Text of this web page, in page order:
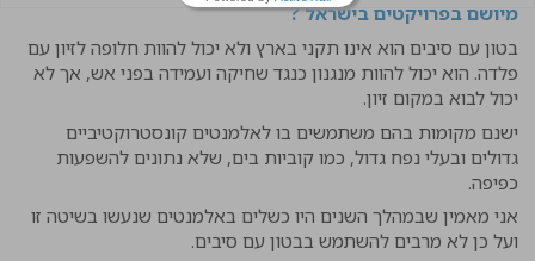
מיושם בפרויקטים בישראל ?
בטון עם סיבים הוא אינו תקני בארץ ולא יכול להוות חלופה לזיון עם
פלדה. הוא יכול להוות מנגנון כנגד שחיקה ועמידה בפני אש, אך לא
יכול לבוא במקום זיון.
ישנם מקומות בהם משתמשים בו לאלמנטים קונסטרוקטיביים
גדולים ובעלי נפח גדול, כמו קוביות בים, שלא נתונים להשפעות
כפיפה.
אני מאמין שבמהלך השנים היו כשלים באלמנטים שנעשו בשיטה זו
ועל כן לא מרבים להשתמש בבטון עם סיבים.